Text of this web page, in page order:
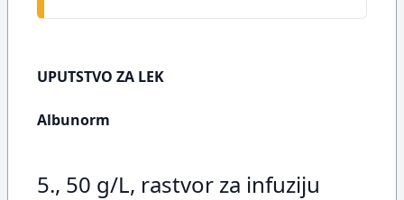
UPUTSTVO ZA LEK
Albunorm
5., 50 g/L, rastvor za infuziju